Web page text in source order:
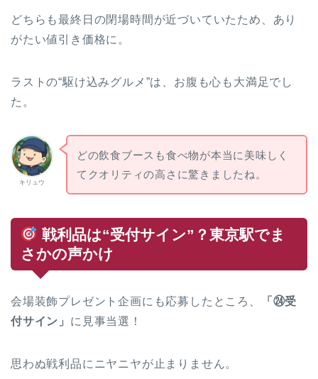
どちらも最終日の閉場時間が近づいていたため、あり
がたい値引き価格に。
ラストの“駆け込みグルメ”は、お腹も心も大満足でし
た。
キリュウ
どの飲食ブースも食べ物が本当に美味しく
てクオリティの高さに驚きましたね。
戦利品は“受付サイン”？東京駅でま
さかの声かけ
会場装飾プレゼント企画にも応募したところ、
「㉔受
付サイン」 に見事当選！
思わぬ戦利品にニヤニヤが止まりません。